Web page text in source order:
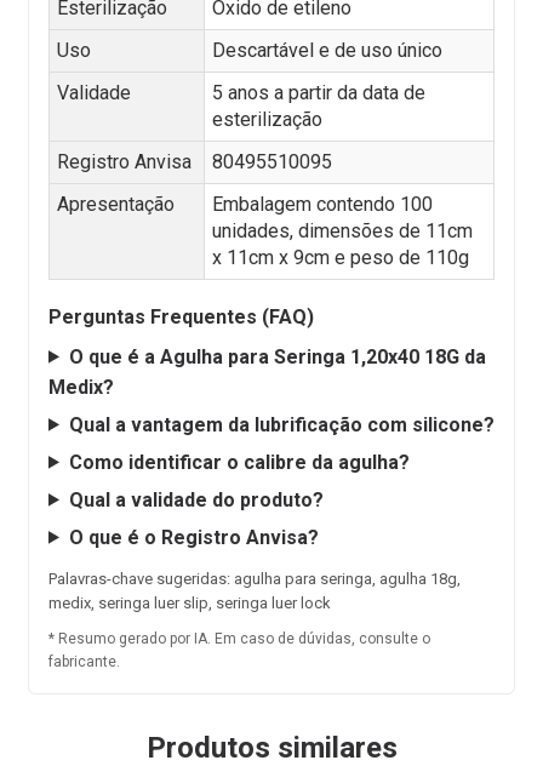
Esterilização
Óxido de etileno
Uso
Descartável e de uso único
Validade
5 anos a partir da data de
esterilização
Registro Anvisa
80495510095
Apresentação
Embalagem contendo 100
unidades, dimensões de 11cm
x 11cm x 9cm e peso de 110g
Perguntas Frequentes (FAQ)
O que é a Agulha para Seringa 1,20x40 18G da
Medix?
Qual a vantagem da lubrificação com silicone?
Como identificar o calibre da agulha?
Qual a validade do produto?
O que é o Registro Anvisa?
Palavras-chave sugeridas: agulha para seringa, agulha 18g,
medix, seringa luer slip, seringa luer lock
* Resumo gerado por IA. Em caso de dúvidas, consulte o
fabricante.
Produtos similares